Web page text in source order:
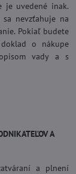
je uvedené inak.
nevzťahuje na
Pokiaľ budete
o nákupe
vady a s
A
a plnení